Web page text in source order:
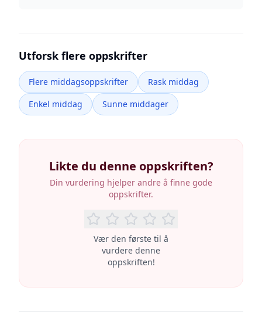
Utforsk flere oppskrifter
Flere middagsoppskrifter
Rask middag
Enkel middag
Sunne middager
Likte du denne oppskriften?
Din vurdering hjelper andre å finne gode
oppskrifter.
Vær den første til å
vurdere denne
oppskriften!